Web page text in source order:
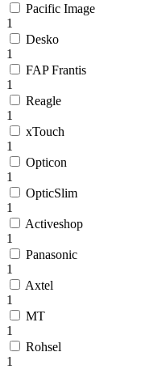
Pacific Image
1
Desko
1
FAP Frantis
1
Reagle
1
xTouch
1
Opticon
1
OpticSlim
1
Activeshop
1
Panasonic
1
Axtel
1
MT
1
Rohsel
1